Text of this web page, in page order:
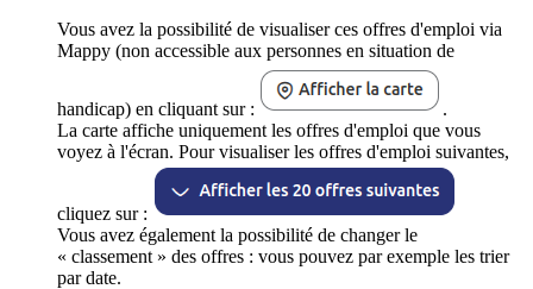
Vous avez la possibilité de visualiser ces offres d'emploi via
Mappy (non accessible aux personnes en situation de
handicap) en cliquant sur :
.
La carte affiche uniquement les offres d'emploi que vous
voyez à l'écran. Pour visualiser les offres d'emploi suivantes,
cliquez sur :
Vous avez également la possibilité de changer le
« classement » des offres : vous pouvez par exemple les trier
par date.